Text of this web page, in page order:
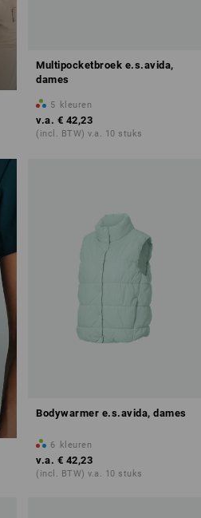
Multipocketbroek e.s.avida,
dames
5 kleuren
v.a. € 42,23
(incl. BTW) v.a. 10 stuks
Bodywarmer e.s.avida, dames
6 kleuren
v.a. € 42,23
(incl. BTW) v.a. 10 stuks